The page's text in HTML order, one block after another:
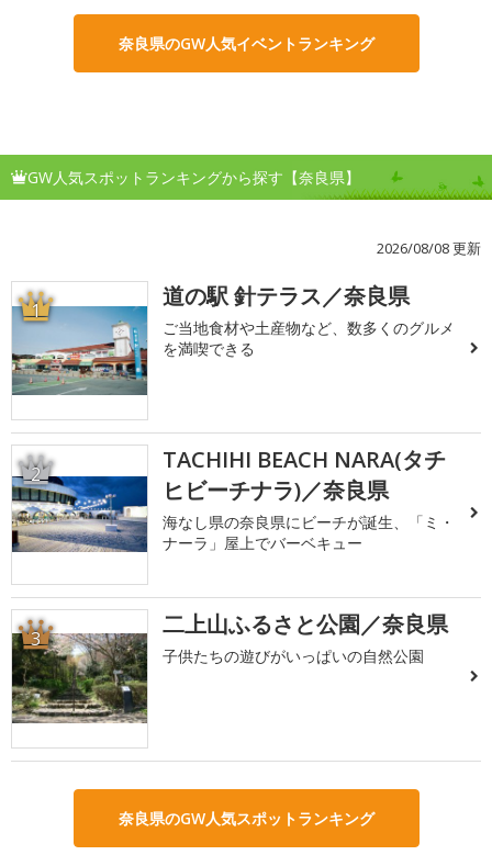
奈良県のGW人気イベントランキング
GW人気スポットランキングから探す【奈良県】
2026/08/08 更新
1 道の駅 針テラス／奈良県
ご当地食材や土産物など、数多くのグルメ
を満喫できる
2
TACHIHI BEACH NARA(タチ
ヒビーチナラ)／奈良県
海なし県の奈良県にビーチが誕生、「ミ・
ナーラ」屋上でバーベキュー
3 二上山ふるさと公園／奈良県
子供たちの遊びがいっぱいの自然公園
奈良県のGW人気スポットランキング